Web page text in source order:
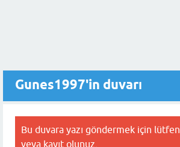
Gunes1997'in duvarı
Bu duvara yazı göndermek için lütfen
veya kayıt olunuz